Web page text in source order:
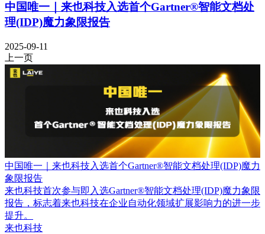
中国唯一｜来也科技入选首个Gartner®智能文档处
理(IDP)魔力象限报告
2025-09-11
上一页
中国唯一｜来也科技入选首个Gartner®智能文档处理(IDP)魔力
象限报告
来也科技首次参与即入选Gartner®智能文档处理(IDP)魔力象限
报告，标志着来也科技在企业自动化领域扩展影响力的进一步
提升。
来也科技